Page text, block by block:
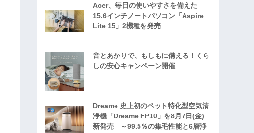
Acer、毎日の使いやすさを備えた
15.6インチノートパソコン「Aspire
Lite 15」2機種を発売
音とあかりで、もしもに備える！くら
しの安心キャンペーン開催
Dreame 史上初のペット特化型空気清
浄機「Dreame FP10」を8月7日(金)
新発売 ～99.5％の集毛性能と6層浄